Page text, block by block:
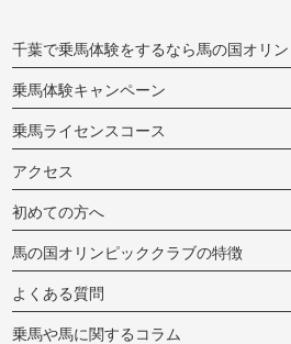
千葉で乗馬体験をするなら馬の国オリ
乗馬体験キャンペーン
乗馬ライセンスコース
アクセス
初めての方へ
馬の国オリンピッククラブの特徴
よくある質問
乗馬や馬に関するコラム